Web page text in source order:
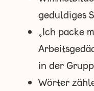
geduldiges
„Ich packe
in der
Wörter